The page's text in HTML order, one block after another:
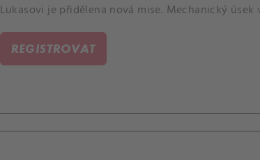
Lukasovi je přidělena nová mise. Mechanický úsek
REGISTROVAT